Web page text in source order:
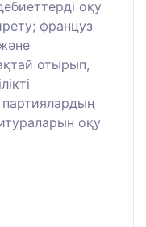
оқу
француз
отырып,
оқу